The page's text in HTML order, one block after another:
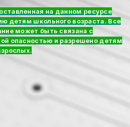
на данном ресурсе
детям школьного возраста. Все
может быть связана с
опасностью и разрешено детям